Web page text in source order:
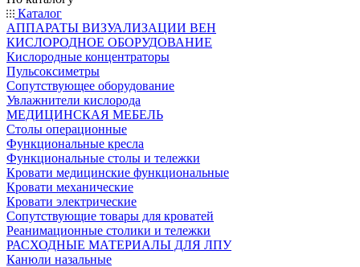
Каталог
АППАРАТЫ ВИЗУАЛИЗАЦИИ ВЕН
КИСЛОРОДНОЕ ОБОРУДОВАНИЕ
Кислородные концентраторы
Пульсоксиметры
Сопутствующее оборудование
Увлажнители кислорода
МЕДИЦИНСКАЯ МЕБЕЛЬ
Столы операционные
Функциональные кресла
Функциональные столы и тележки
Кровати медицинские функциональные
Кровати механические
Кровати электрические
Сопутствующие товары для кроватей
Реанимационные столики и тележки
РАСХОДНЫЕ МАТЕРИАЛЫ ДЛЯ ЛПУ
Канюли назальные